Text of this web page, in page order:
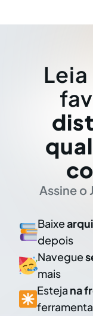
Assine o
Baixe
depois
Navegue
mais
Esteja na